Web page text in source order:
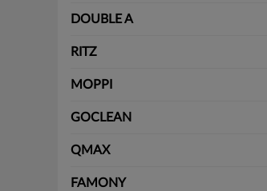
DOUBLE A
RITZ
MOPPI
GOCLEAN
QMAX
FAMONY